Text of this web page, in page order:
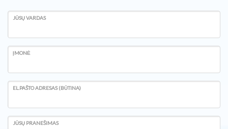
JŪSŲ VARDAS
ĮMONĖ
EL.PAŠTO ADRESAS (BŪTINA)
JŪSŲ PRANEŠIMAS